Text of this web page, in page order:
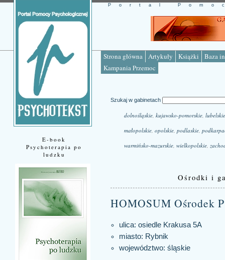
Strona główna Artykuły Książki
Baza
Kampania Przemoc
Portal
E-book
Psychoterapia po
ludzku
Szukaj w gabinetach
dolnośląskie, kujawsko-pomorskie, lubelskie
małopolskie, opolskie, podlaskie,
warmińsko-mazurskie, wielkopolskie,
Ośrodki i
HOMOSUM Ośrodek
ulica: osiedle Krakusa 5A
miasto: Rybnik
województwo: śląskie